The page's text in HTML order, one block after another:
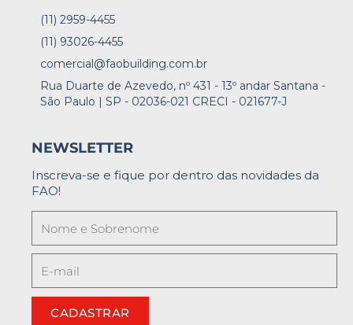
(11) 2959-4455
(11) 93026-4455
comercial@faobuilding.com.br
Rua Duarte de Azevedo, nº 431 - 13º andar Santana -
São Paulo | SP - 02036-021 CRECI - 021677-J
NEWSLETTER
Inscreva-se e fique por dentro das novidades da
FAO!
CADASTRAR